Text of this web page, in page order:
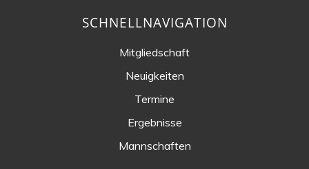
SCHNELLNAVIGATION
Mitgliedschaft
Neuigkeiten
Termine
Ergebnisse
Mannschaften